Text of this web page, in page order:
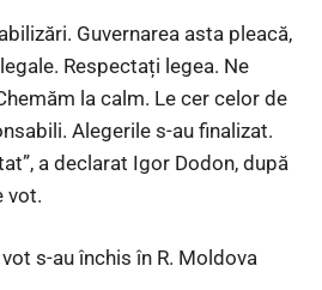
Guvernarea asta pleacă,
Respectați legea. Ne
la calm. Le cer celor de
Alegerile s-au finalizat.
a declarat Igor Dodon, după
vot.
s-au închis în R. Moldova